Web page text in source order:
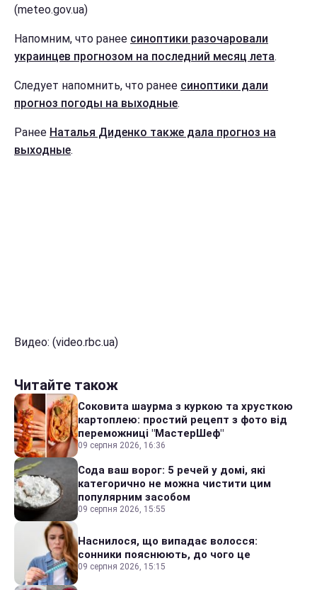
(meteo.gov.ua)
Напомним, что ранее синоптики разочаровали
украинцев прогнозом на последний месяц лета.
Следует напомнить, что ранее синоптики дали
прогноз погоды на выходные.
Ранее Наталья Диденко также дала прогноз на
выходные.
Видео: (video.rbc.ua)
Читайте також
Соковита шаурма з куркою та хрусткою
картоплею: простий рецепт з фото від
переможниці "МастерШеф"
09 серпня 2026, 16:36
Сода ваш ворог: 5 речей у домі, які
категорично не можна чистити цим
популярним засобом
09 серпня 2026, 15:55
Наснилося, що випадає волосся:
сонники пояснюють, до чого це
09 серпня 2026, 15:15